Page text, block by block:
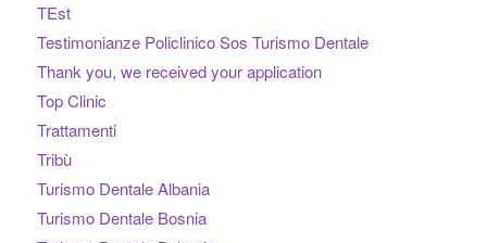
TEst
Testimonianze Policlinico Sos Turismo Dentale
Thank you, we received your application
Top Clinic
Trattamenti
Tribù
Turismo Dentale Albania
Turismo Dentale Bosnia